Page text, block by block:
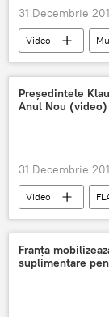
31 Decembrie
Video
Rusia
Anul Nou
Președintele
Anul Nou (video)
31 Decembrie
Video
Multimedia
mesaj
Franța
suplimentare